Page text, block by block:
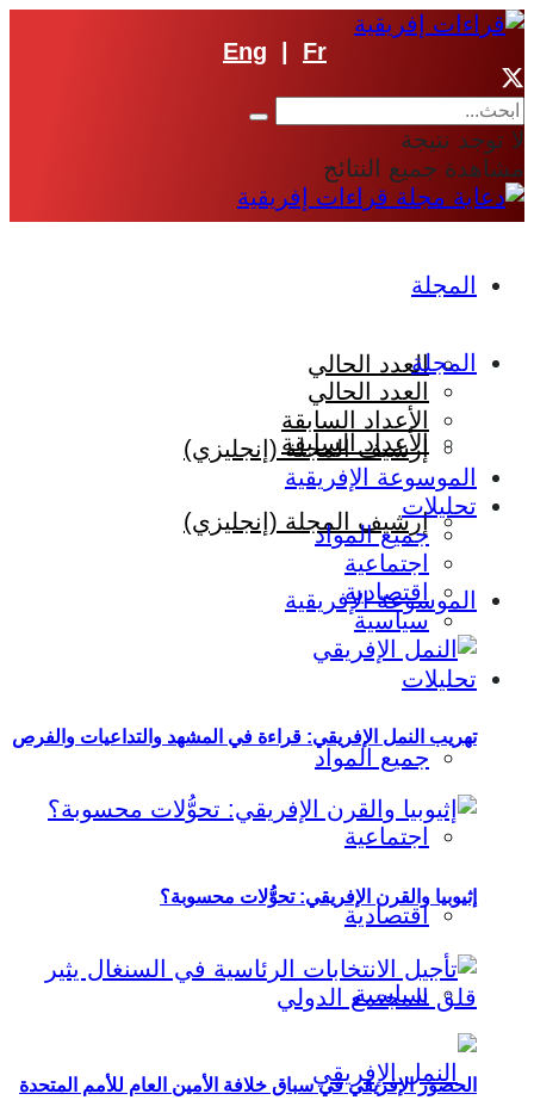
Eng Fr
لا توجد نتيجة
مشاهدة جميع النتائج
المجلة
العدد الحالي
الأعداد السابقة
إرشيف المجلة (إنجليزي)
الموسوعة الإفريقية
تحليلات
جميع المواد
اجتماعية
اقتصادية
سياسية
المجلة
العدد الحالي
الأعداد السابقة
إرشيف المجلة (إنجليزي)
الموسوعة الإفريقية
تحليلات
جميع المواد
اجتماعية
اقتصادية
سياسية
تهريب النمل الإفريقي: قراءة في المشهد والتداعيات والفرص
إثيوبيا والقرن الإفريقي: تحوُّلات محسوبة؟
الحضور الإفريقي في سباق خلافة الأمين العام للأمم المتحدة